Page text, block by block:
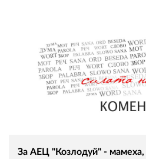
За АЕЦ "Козлодуй" - мамеха,